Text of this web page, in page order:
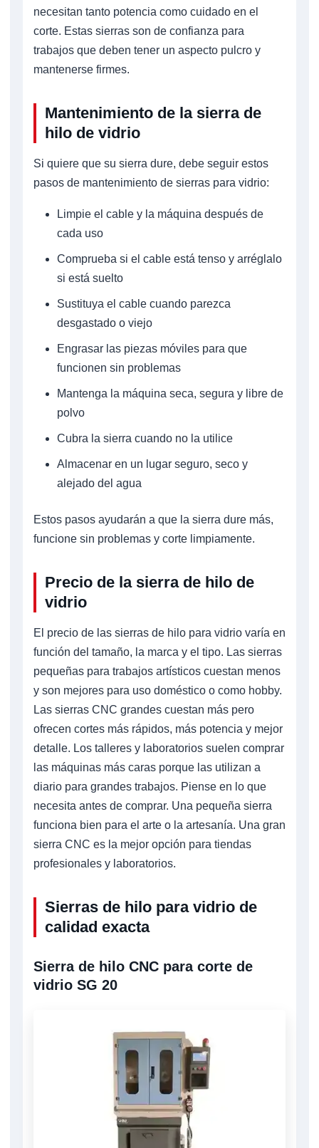
necesitan tanto potencia como cuidado en el
corte. Estas sierras son de confianza para
trabajos que deben tener un aspecto pulcro y
mantenerse firmes.
Mantenimiento de la sierra de
hilo de vidrio
Si quiere que su sierra dure, debe seguir estos
pasos de mantenimiento de sierras para vidrio:
Limpie el cable y la máquina después de
cada uso
Comprueba si el cable está tenso y arréglalo
si está suelto
Sustituya el cable cuando parezca
desgastado o viejo
Engrasar las piezas móviles para que
funcionen sin problemas
Mantenga la máquina seca, segura y libre de
polvo
Cubra la sierra cuando no la utilice
Almacenar en un lugar seguro, seco y
alejado del agua
Estos pasos ayudarán a que la sierra dure más,
funcione sin problemas y corte limpiamente.
Precio de la sierra de hilo de
vidrio
El precio de las sierras de hilo para vidrio varía en
función del tamaño, la marca y el tipo. Las sierras
pequeñas para trabajos artísticos cuestan menos
y son mejores para uso doméstico o como hobby.
Las sierras CNC grandes cuestan más pero
ofrecen cortes más rápidos, más potencia y mejor
detalle. Los talleres y laboratorios suelen comprar
las máquinas más caras porque las utilizan a
diario para grandes trabajos. Piense en lo que
necesita antes de comprar. Una pequeña sierra
funciona bien para el arte o la artesanía. Una gran
sierra CNC es la mejor opción para tiendas
profesionales y laboratorios.
Sierras de hilo para vidrio de
calidad exacta
Sierra de hilo CNC para corte de
vidrio SG 20